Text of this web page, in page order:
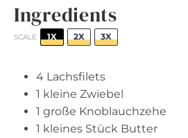
Ingredients
SCALE 1X 2X 3X
4 Lachsfilets
1 kleine Zwiebel
1 große Knoblauchzehe
1 kleines Stück Butter